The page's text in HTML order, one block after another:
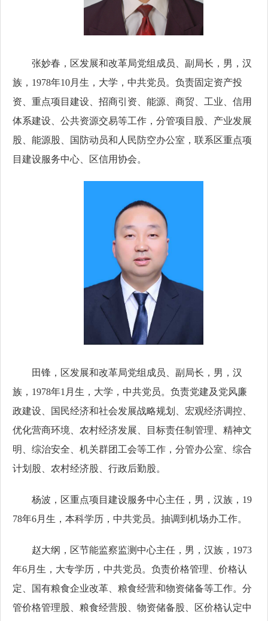
张妙春，区发展和改革局党组成员、副局长，男，汉
族，1978年10月生，大学，中共党员。负责固定资产投
资、重点项目建设、招商引资、能源、商贸、工业、信用
体系建设、公共资源交易等工作，分管项目股、产业发展
股、能源股、国防动员和人民防空办公室，联系区重点项
目建设服务中心、区信用协会。
田锋，区发展和改革局党组成员、副局长，男，汉
族，1978年1月生，大学，中共党员。负责党建及党风廉
政建设、国民经济和社会发展战略规划、宏观经济调控、
优化营商环境、农村经济发展、目标责任制管理、精神文
明、综治安全、机关群团工会等工作，分管办公室、综合
计划股、农村经济股、行政后勤股。
杨波，区重点项目建设服务中心主任，男，汉族，19
78年6月生，本科学历，中共党员。抽调到机场办工作。
赵大纲，区节能监察监测中心主任，男，汉族，1973
年6月生，大专学历，中共党员。负责价格管理、价格认
定、国有粮食企业改革、粮食经营和物资储备等工作。分
管价格管理股、粮食经营股、物资储备股、区价格认定中